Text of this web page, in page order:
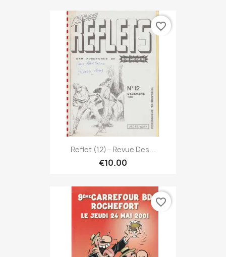
Reflet (12) - Revue Des...
€10.00
favorite_border
favorite_border